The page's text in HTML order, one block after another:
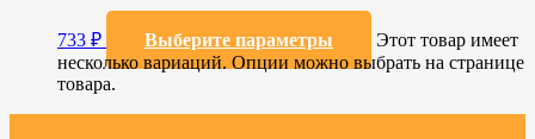
733 ₽ Выберите параметры
Этот товар имеет
несколько вариаций. Опции можно выбрать на странице
товара.